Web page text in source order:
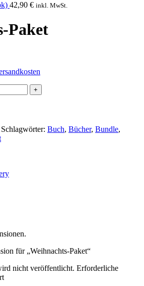
42,90 € inkl. MwSt.
Paket
Schlagwörter: Buch, Bücher, Bundle,
für „Weihnachts-Paket“
nicht veröffentlicht. Erforderliche